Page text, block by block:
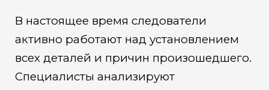
В настоящее время следователи
активно работают над установлением
всех деталей и причин произошедшего.
Специалисты анализируют